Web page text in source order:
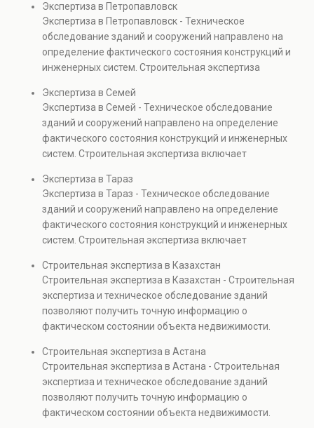
элементов и оценку эксплуатационной безопасности.
Услуга востребована при покупке недвижимости,
капитальном ремонте и реконструкции объектов, а
также при судебных разбирательствах и технических
проверках.
Экспертиза в Петропавловск
Экспертиза в Петропавловск - Техническое
обследование зданий и сооружений направлено на
определение фактического состояния конструкций и
инженерных систем. Строительная экспертиза
прочности элементов и оценку эксплуатационной
безопасности. Услуга востребована при покупке
недвижимости, капитальном ремонте и реконструкции
объектов, а также при судебных разбирательствах и
технических проверках.
Экспертиза в Семей
Экспертиза в Семей - Техническое обследование
зданий и сооружений направлено на определение
фактического состояния конструкций и инженерных
систем. Строительная экспертиза включает
элементов и оценку эксплуатационной безопасности.
Услуга востребована при покупке недвижимости,
капитальном ремонте и реконструкции объектов, а
также при судебных разбирательствах и технических
проверках.
Экспертиза в Тараз
Экспертиза в Тараз - Техническое обследование
зданий и сооружений направлено на определение
фактического состояния конструкций и инженерных
систем. Строительная экспертиза включает
элементов и оценку эксплуатационной безопасности.
Услуга востребована при покупке недвижимости,
капитальном ремонте и реконструкции объектов, а
также при судебных разбирательствах и технических
проверках.
Строительная экспертиза в Казахстан
Строительная экспертиза в Казахстан - Строительная
экспертиза и техническое обследование зданий
позволяют получить точную информацию о
фактическом состоянии объекта недвижимости.
инженерных систем с выявлением скрытых дефектов
и нарушений. Услуга используется для проверки
качества строительства, подготовки к реконструкции,
оценки рисков и судебных разбирательств.
Результатом является официальное техническое
Строительная экспертиза в Астана
Строительная экспертиза в Астана - Строительная
экспертиза и техническое обследование зданий
позволяют получить точную информацию о
фактическом состоянии объекта недвижимости.